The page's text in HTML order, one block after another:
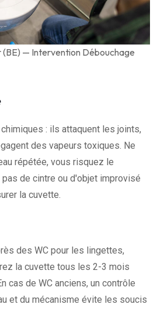
: ils attaquent les joints,
des vapeurs toxiques. Ne
répétée, vous risquez le
de cintre ou d'objet improvisé
la cuvette.
des WC pour les lingettes,
la cuvette tous les 2-3 mois
cas de WC anciens, un contrôle
et du mécanisme évite les soucis